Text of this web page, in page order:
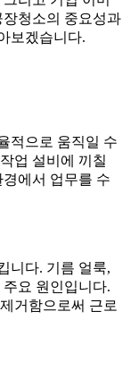
청소의 중요성과
보겠습니다.
적으로 움직일 수
업 설비에 끼칠
에서 업무를 수
니다. 기름 얼룩,
요 원인입니다.
거함으로써 근로